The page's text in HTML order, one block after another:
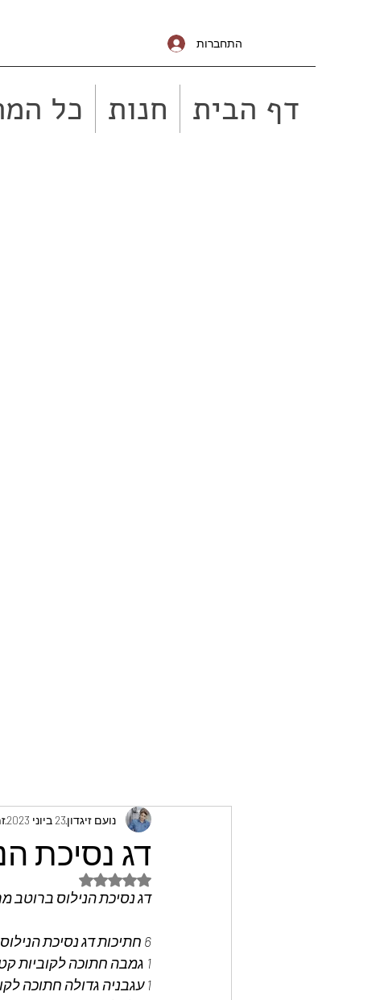
התחברות
דף הבית חנות כל
דג נסיכת
נועם זיגדון23 ביוני 2023
דירוג של NaN מתוך 5 כוכבים
דג נסיכת הנילוס ברוטב
6 חתיכות דג נסיכת הנילוס
1 גמבה חתוכה לקוביות קטנות
1 עגבניה גדולה חתוכה לקוביות